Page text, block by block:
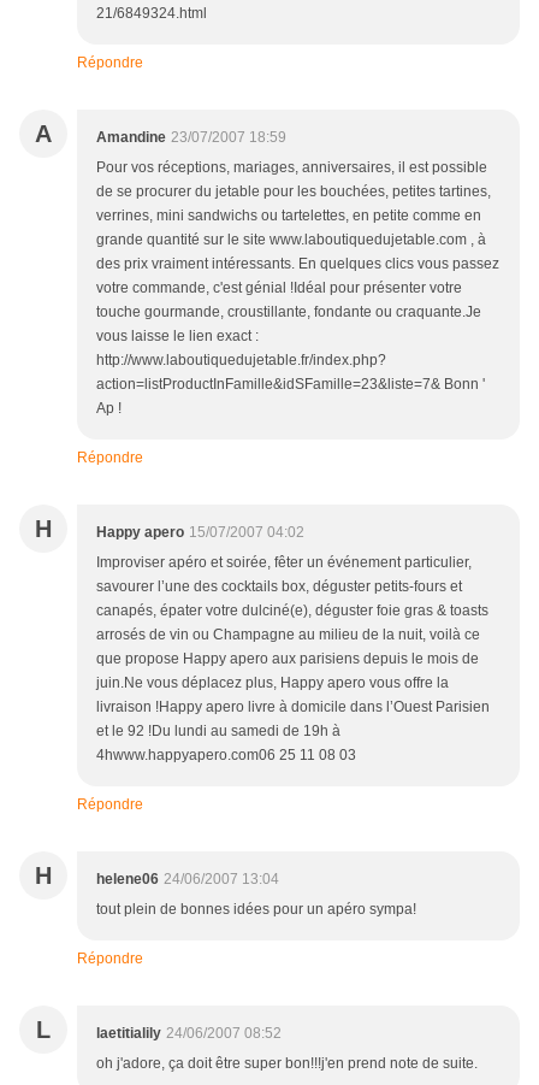
21/6849324.html
Répondre
A Amandine 23/07/2007 18:59
Pour vos réceptions, mariages, anniversaires, il est possible
de se procurer du jetable pour les bouchées, petites tartines,
verrines, mini sandwichs ou tartelettes, en petite comme en
grande quantité sur le site www.laboutiquedujetable.com , à
des prix vraiment intéressants. En quelques clics vous passez
votre commande, c'est génial !Idéal pour présenter votre
touche gourmande, croustillante, fondante ou craquante.Je
vous laisse le lien exact :
http://www.laboutiquedujetable.fr/index.php?
action=listProductInFamille&idSFamille=23&liste=7& Bonn '
Ap !
Répondre
H Happy apero 15/07/2007 04:02
Improviser apéro et soirée, fêter un événement particulier,
savourer l’une des cocktails box, déguster petits-fours et
canapés, épater votre dulciné(e), déguster foie gras & toasts
arrosés de vin ou Champagne au milieu de la nuit, voilà ce
que propose Happy apero aux parisiens depuis le mois de
juin.Ne vous déplacez plus, Happy apero vous offre la
livraison !Happy apero livre à domicile dans l’Ouest Parisien
et le 92 !Du lundi au samedi de 19h à
4hwww.happyapero.com06 25 11 08 03
Répondre
H helene06 24/06/2007 13:04
tout plein de bonnes idées pour un apéro sympa!
Répondre
L laetitialily 24/06/2007 08:52
oh j'adore, ça doit être super bon!!!j'en prend note de suite.